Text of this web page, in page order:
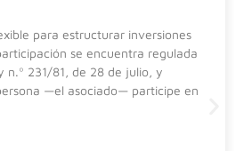
para estructurar inversiones
se encuentra regulada
n.º 231/81, de 28 de julio, y
—el asociado— participe en